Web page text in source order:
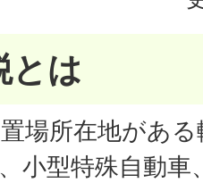
とは
場所在地があ
小型特殊自動